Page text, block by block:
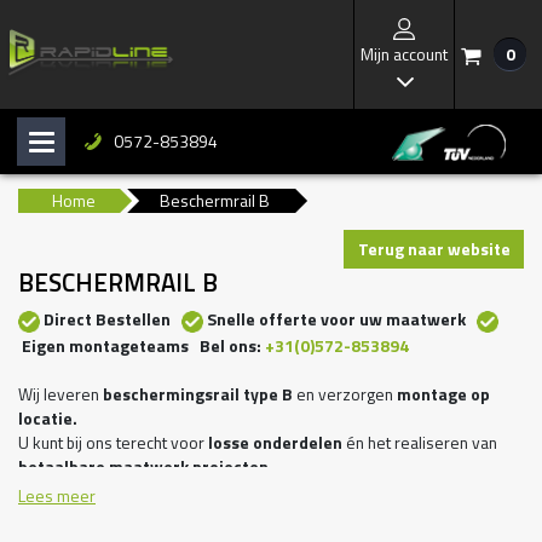
Mijn account
I
/ 0
H b 0572-853894
Home
Beschermrail B
Terug naar website
BESCHERMRAIL B
Direct Bestellen
Snelle offerte voor uw maatwerk
Eigen montageteams Bel ons: +31(0)572-853894
Wij leveren beschermingsrail type B en verzorgen montage op
locatie.
U kunt bij ons terecht voorlosse onderdelen én het realiseren van
betaalbare maatwerk projecten
Wij zijn ruim 40 jaar een betrouwbare partner voor de industrie,
Lees meer